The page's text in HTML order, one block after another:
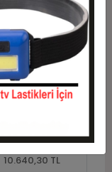
9.094,28 TL
9.730,88 TL
9.912,76 TL
10.094,65 TL
10.458,42 TL
10.640,30 TL